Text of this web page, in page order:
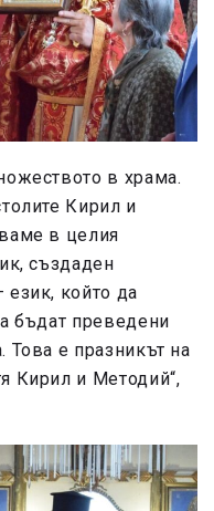
в храма.
Кирил и
в целия
създаден
език, който да
бъдат преведени
Това е празникът на
Кирил и Методий“,